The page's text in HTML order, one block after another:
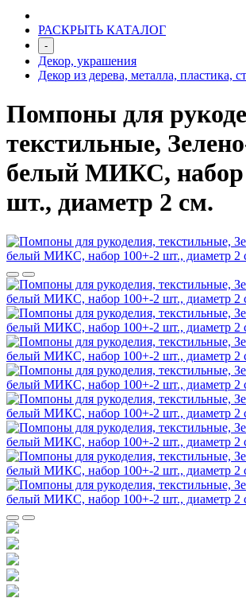
РАСКРЫТЬ КАТАЛОГ
-
Декор, украшения
Декор из дерева, металла, пластика,
Помпоны для
текстильные,
белый МИКС, набор
шт., диаметр 2 см.